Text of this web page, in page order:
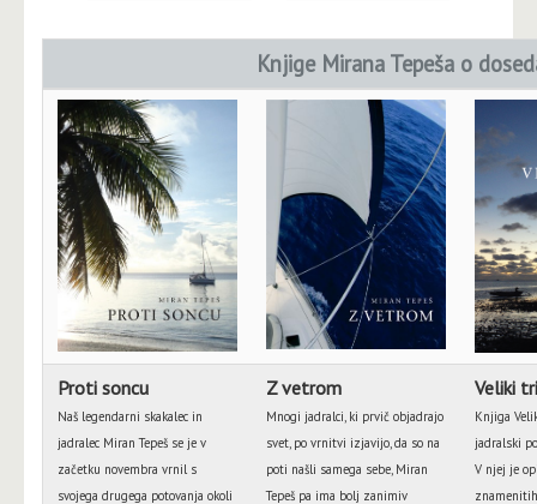
Knjige Mirana Tepeša o
Proti soncu
Naš legendarni skakalec in
jadralec Miran Tepeš se je v
začetku novembra vrnil s
svojega drugega potovanja okoli
Z vetrom
Mnogi jadralci, ki prvič objadrajo
svet, po vrnitvi izjavijo, da so na
poti našli samega sebe, Miran
Tepeš pa ima bolj zanimiv
Veliki
Knjiga
jadralski
V njej je